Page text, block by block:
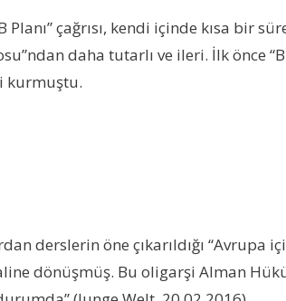
çağrısı, kendi içinde kısa bir
daha tutarlı ve ileri. İlk önce
kurmuştu.
derslerin öne çıkarıldığı
dönüşmüş. Bu oligarşi Alman